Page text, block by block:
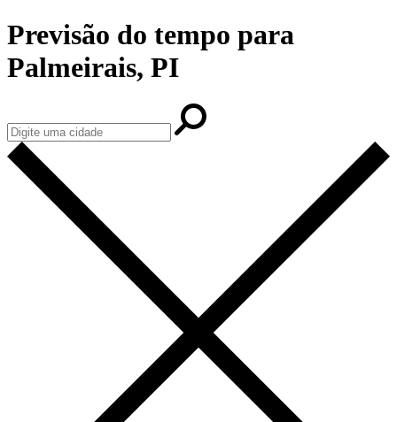
Previsão do tempo para
Palmeirais, PI